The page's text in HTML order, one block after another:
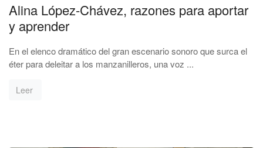
Alina López-Chávez, razones para aportar
y aprender
En el elenco dramático del gran escenario sonoro que surca el
éter para deleitar a los manzanilleros, una voz ...
Leer